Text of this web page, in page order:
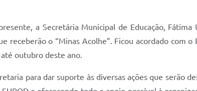
a Secretária Municipal de Educação,
receberão o “Minas Acolhe”. Ficou acordado com
outubro deste ano.
para dar suporte às diversas ações que serão